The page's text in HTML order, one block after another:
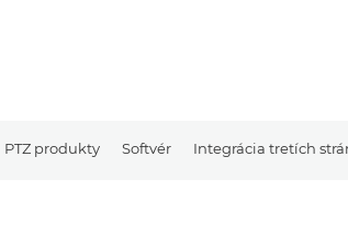
PTZ produkty Softvér Integrácia tretích